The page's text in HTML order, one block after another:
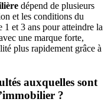
dépend de plusieurs
et les conditions du
1 et 3 ans pour atteindre la
une marque forte,
plus rapidement grâce à
auxquelles sont
?